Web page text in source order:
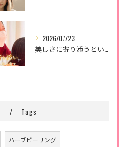
2026/07/23
Tags
ハーブピーリング